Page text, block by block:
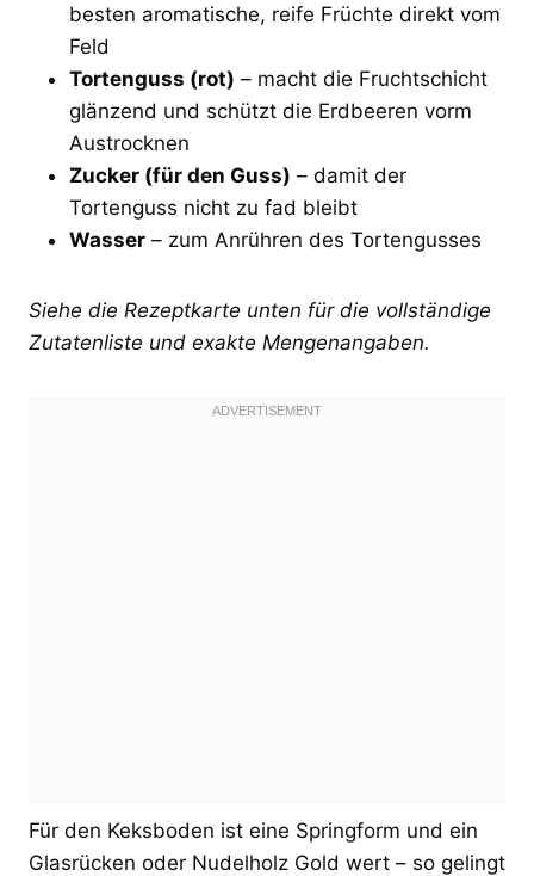
besten aromatische, reife Früchte direkt vom
Feld
Tortenguss (rot) – macht die Fruchtschicht
glänzend und schützt die Erdbeeren vorm
Austrocknen
Zucker (für den Guss) – damit der
Tortenguss nicht zu fad bleibt
Wasser – zum Anrühren des Tortengusses
Siehe die Rezeptkarte unten für die vollständige
Zutatenliste und exakte Mengenangaben.
Für den Keksboden ist eine Springform und ein
Glasrücken oder Nudelholz Gold wert – so gelingt